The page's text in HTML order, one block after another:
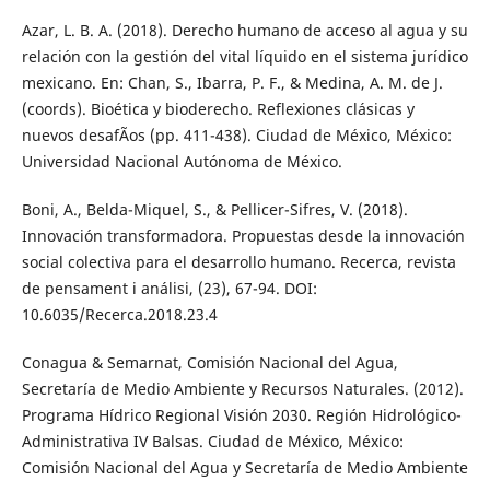
Azar, L. B. A. (2018). Derecho humano de acceso al agua y su
relación con la gestión del vital líquido en el sistema jurídico
mexicano. En: Chan, S., Ibarra, P. F., & Medina, A. M. de J.
(coords). Bioética y bioderecho. Reflexiones clásicas y
nuevos desafÃ­os (pp. 411-438). Ciudad de México, México:
Universidad Nacional Autónoma de México.
Boni, A., Belda-Miquel, S., & Pellicer-Sifres, V. (2018).
Innovación transformadora. Propuestas desde la innovación
social colectiva para el desarrollo humano. Recerca, revista
de pensament i análisi, (23), 67-94. DOI:
10.6035/Recerca.2018.23.4
Conagua & Semarnat, Comisión Nacional del Agua,
Secretaría de Medio Ambiente y Recursos Naturales. (2012).
Programa Hídrico Regional Visión 2030. Región Hidrológico-
Administrativa IV Balsas. Ciudad de México, México:
Comisión Nacional del Agua y Secretaría de Medio Ambiente